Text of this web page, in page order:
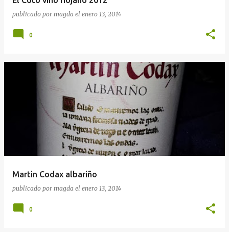
publicado por magda el enero 13, 2014
0
Martin Codax albariño
publicado por magda el enero 13, 2014
0